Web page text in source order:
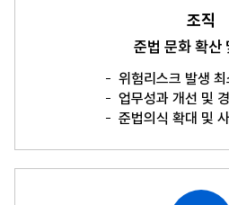
조직
준법 문화 확산
위험리스크 발생
업무성과 개선 및
준법의식 확대 및